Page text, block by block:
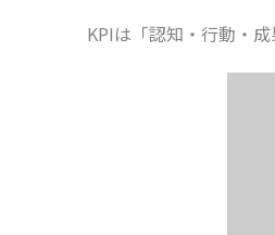
KPIは「認知・行動・